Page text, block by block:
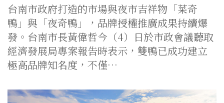
台南市政府打造的市場與夜市吉祥物「菜奇
鴨」與「夜奇鴨」，品牌授權推廣成果持續爆
發。台南市長黃偉哲今（4）日於市政會議聽取
經濟發展局專案報告時表示，雙鴨已成功建立
極高品牌知名度，不僅…